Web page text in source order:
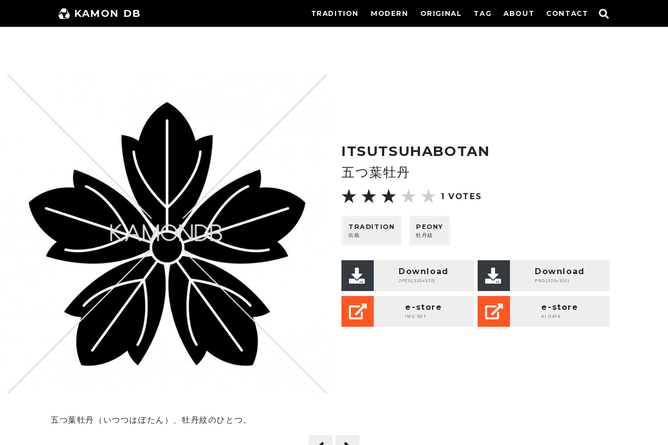
へ
KAMON DB TRADITION MODERN ORIGINAL TAG ABOUT CONTACT
ITSUTSUHABOTAN
五つ葉牡丹
1 VOTES
TRADITION
伝統
PEONY
牡丹紋
Download
JPEG(320x320)
Download
PNG(320x320)
e-store
IMG SET
e-store
AI DATA
五つ葉牡丹（いつつはぼたん）、牡丹紋のひとつ。